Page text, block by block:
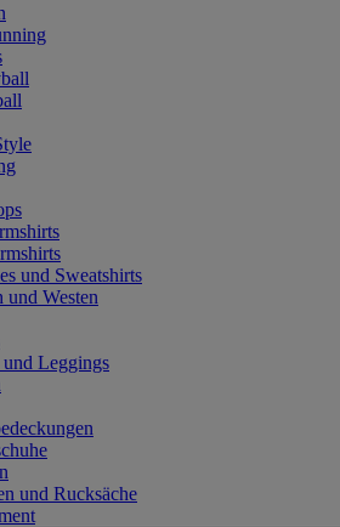
und Sweatshirts
und Westen
Leggings
und Rucksäche